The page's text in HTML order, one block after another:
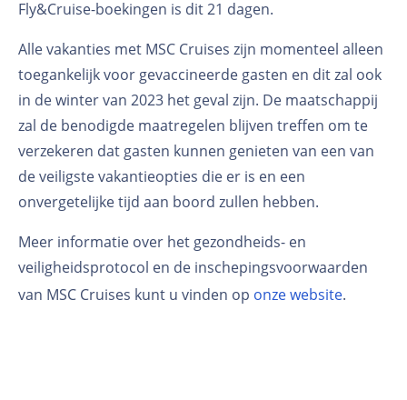
Fly&Cruise-boekingen is dit 21 dagen.
Alle vakanties met MSC Cruises zijn momenteel alleen
toegankelijk voor gevaccineerde gasten en dit zal ook
in de winter van 2023 het geval zijn. De maatschappij
zal de benodigde maatregelen blijven treffen om te
verzekeren dat gasten kunnen genieten van een van
de veiligste vakantieopties die er is en een
onvergetelijke tijd aan boord zullen hebben.
Meer informatie over het gezondheids- en
veiligheidsprotocol en de inschepingsvoorwaarden
van MSC Cruises kunt u vinden op onze website.